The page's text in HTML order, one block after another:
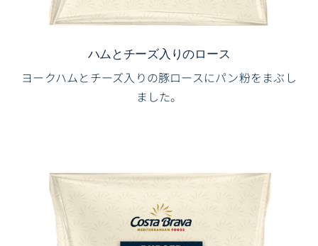
ハムとチーズ入りのロース
ヨークハムとチーズ入りの豚ロースにパン粉をまぶし
ました。